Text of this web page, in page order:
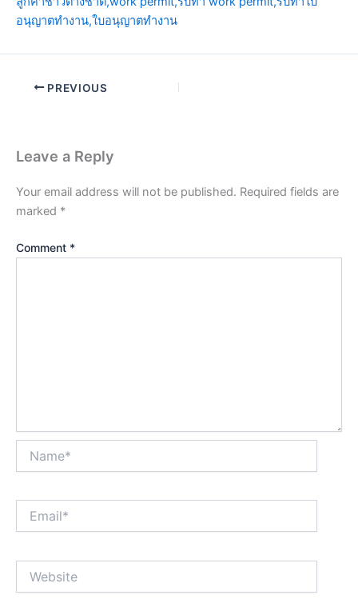
PREVIOUS
Leave a Reply
Your email address will not be published. Required fields are
marked *
Comment *